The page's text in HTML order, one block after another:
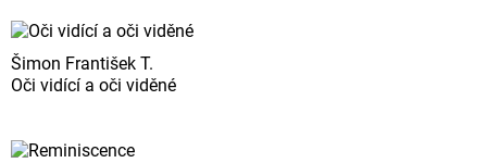
Šimon František T.
Oči vidící a oči viděné